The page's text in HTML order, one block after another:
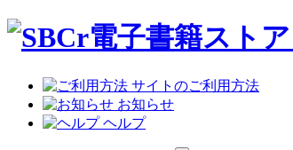
サイトのご利用方法
お知らせ
ヘルプ